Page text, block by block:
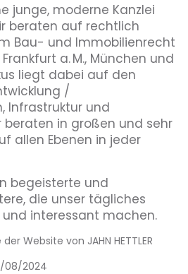
junge, moderne Kanzlei
beraten auf rechtlich
Bau- und Immobilienrecht
a. M., München und
liegt dabei auf den
/
Infrastruktur und
beraten in großen und sehr
allen Ebenen in jeder
begeisterte und
die unser tägliches
interessant machen.
Website von JAHN HETTLER
08/2024